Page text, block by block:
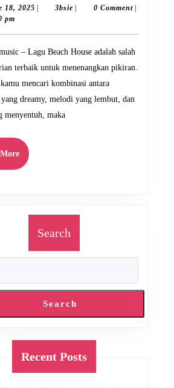
Beach
Terbaik
untuk
Suasana
Santai
18, 2025 June3bsie 3bsie0 Comment
pm
terbaik untuk menenangkan pikiran.
mencari kombinasi antara
dreamy, melodi yang lembut, dan
menyentuh, maka
Read
More
Search
Search
Recent Posts